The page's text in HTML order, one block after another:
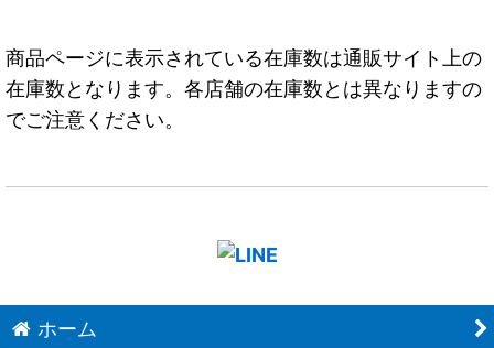
商品ページに表示されている在庫数は通販サイト上の
在庫数となります。各店舗の在庫数とは異なりますの
でご注意ください。
ホーム